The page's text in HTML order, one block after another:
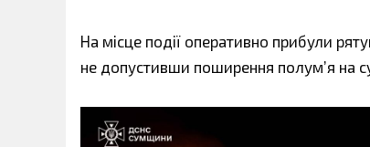
На місце події оперативно прибули
не допустивши поширення полум’я на